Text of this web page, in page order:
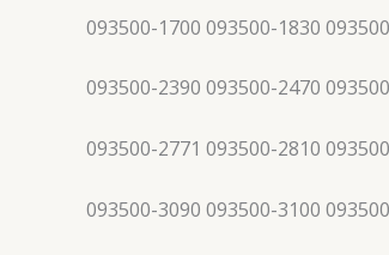
093500-1700 093500-1830
093500-2390 093500-2470
093500-2771 093500-2810
093500-3090 093500-3100